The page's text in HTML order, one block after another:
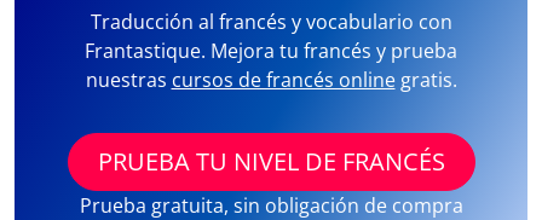
Traducción al francés y vocabulario con
Frantastique. Mejora tu francés y prueba
nuestras cursos de francés onlinegratis.
PRUEBA TU NIVEL DE FRANCÉS
Prueba gratuita, sin obligación de compra